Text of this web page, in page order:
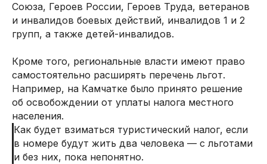
Союза, Героев России, Героев Труда, ветеранов
и инвалидов боевых действий, инвалидов 1 и 2
групп, а также детей-инвалидов.
Кроме того, региональные власти имеют право
самостоятельно расширять перечень льгот.
Например, на Камчатке было принято решение
об освобождении от уплаты налога местного
населения.
Как будет взиматься туристический налог, если
в номере будут жить два человека — с льготами
и без них, пока непонятно.